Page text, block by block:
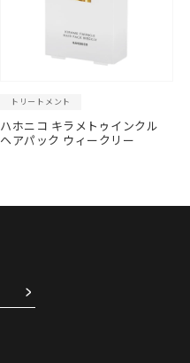
トリートメント
ハホニコ キラメトゥインクル
ヘアパック ウィークリー